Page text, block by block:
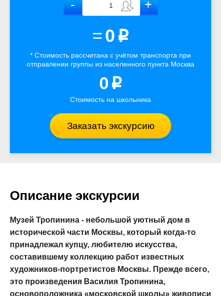
=0 p
* Стоимость рассчитана с учётом транспорта при
отправлении группы из населенного пункта Москва
0 p
Стоимость на школьника
Заказать экскурсию
Описание экскурсии
Музей Тропинина - небольшой уютный дом в
исторической части Москвы, который когда-то
принадлежал купцу, любителю искусства,
составившему коллекцию работ известных
художников-портретистов Москвы. Прежде всего,
это произведения Василия Тропинина,
основоположника «московской школы» живописи